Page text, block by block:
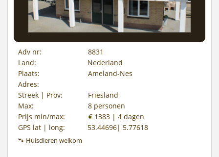
Adv nr:
8831
Land:
Nederland
Plaats:
Ameland-Nes
Adres:
Streek | Prov:
Friesland
Max:
8 personen
Prijs min/max:
€ 1383 | 4 dagen
GPS lat | long:
53.44696| 5.77618
🐾 Huisdieren welkom